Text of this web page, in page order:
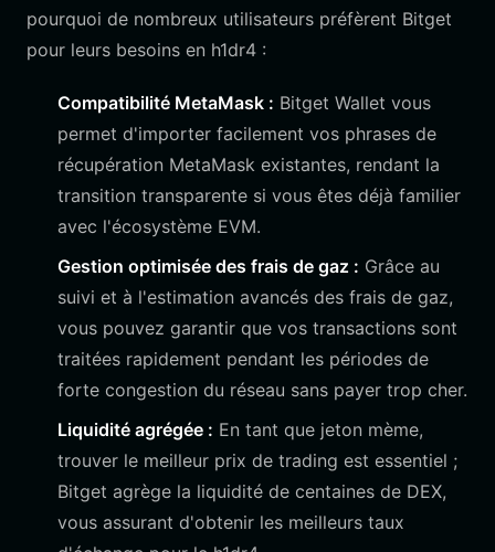
pourquoi de nombreux utilisateurs préfèrent Bitget
pour leurs besoins en h1dr4 :
Compatibilité MetaMask : Bitget Wallet vous
permet d'importer facilement vos phrases de
récupération MetaMask existantes, rendant la
transition transparente si vous êtes déjà familier
avec l'écosystème EVM.
Gestion optimisée des frais de gaz : Grâce au
suivi et à l'estimation avancés des frais de gaz,
vous pouvez garantir que vos transactions sont
traitées rapidement pendant les périodes de
forte congestion du réseau sans payer trop cher.
Liquidité agrégée : En tant que jeton mème,
trouver le meilleur prix de trading est essentiel ;
Bitget agrège la liquidité de centaines de DEX,
vous assurant d'obtenir les meilleurs taux